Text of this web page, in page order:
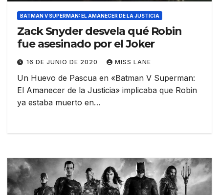
BATMAN V SUPERMAN: EL AMANECER DE LA JUSTICIA
Zack Snyder desvela qué Robin
fue asesinado por el Joker
16 DE JUNIO DE 2020 MISS LANE
Un Huevo de Pascua en «Batman V Superman:
El Amanecer de la Justicia» implicaba que Robin
ya estaba muerto en…